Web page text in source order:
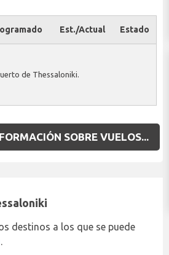
Est./Actual Estado
de Thessaloniki.
SOBRE VUELOS...
destinos a los que se puede
.